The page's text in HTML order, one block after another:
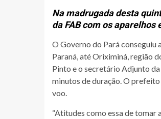
Na madrugada desta
da FAB com os aparelhos
O Governo do Pará
Paraná, até Oriximiná, região
Pinto e o secretário Adjunto da
minutos de duração. O
voo.
“Atitudes como essa de tomar